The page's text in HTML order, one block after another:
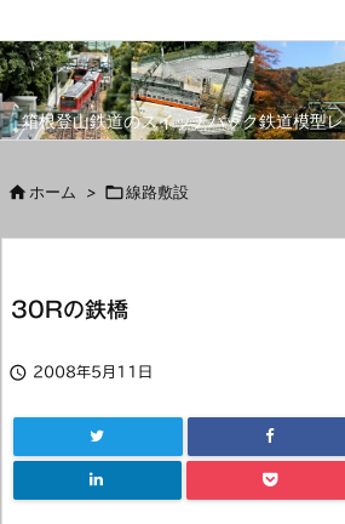
箱根登山鉄道のスイッチバック鉄道模型
 ホーム > 線路敷設
30Rの鉄橋
 2008年5月11日